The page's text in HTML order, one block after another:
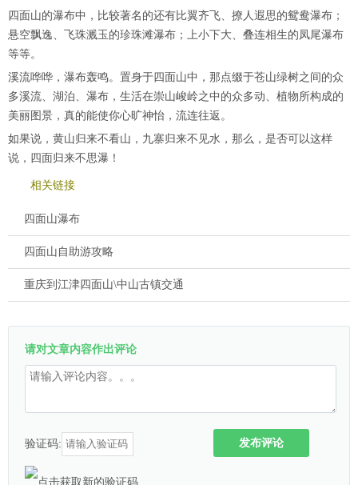
四面山的瀑布中，比较著名的还有比翼齐飞、撩人遐思的鸳鸯瀑布；
悬空飘逸、飞珠溅玉的珍珠滩瀑布；上小下大、叠连相生的凤尾瀑布
等等。
溪流哗哗，瀑布轰鸣。置身于四面山中，那点缀于苍山绿树之间的众
多溪流、湖泊、瀑布，生活在崇山峻岭之中的众多动、植物所构成的
美丽图景，真的能使你心旷神怡，流连往返。
如果说，黄山归来不看山，九寨归来不见水，那么，是否可以这样
说，四面归来不思瀑！
相关链接
四面山瀑布
四面山自助游攻略
重庆到江津四面山\中山古镇交通
请对文章内容作出评论
验证码: 发布评论